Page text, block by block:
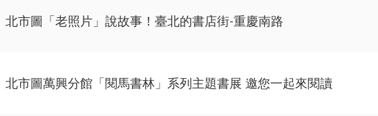
北市圖「老照片」說故事！臺北的書店街-重慶南路
北市圖萬興分館「閱馬書林」系列主題書展 邀您一起來閱讀